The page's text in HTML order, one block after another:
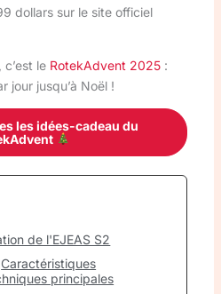
dollars sur le site officiel
le RotekAdvent 2025:
jour jusqu’à Noël !
les idées-cadeau du
de l'EJEAS S2
Caractéristiques
principales